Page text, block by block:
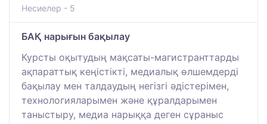
Несиелер - 5
БАҚ нарығын бақылау
Курсты оқытудың мақсаты-магистранттарды
ақпараттық кеңістікті, медиалық өлшемдерді
бақылау мен талдаудың негізгі әдістерімен,
технологияларымен және құралдарымен
таныстыру, медиа нарыққа деген сұраныс